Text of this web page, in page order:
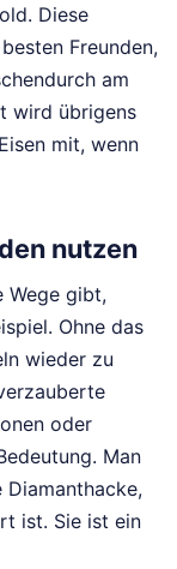
Diese
Freunden,
am
wird übrigens
mit, wenn
nutzen
Wege gibt,
Ohne das
wieder zu
oder
Man
ist. Sie ist ein